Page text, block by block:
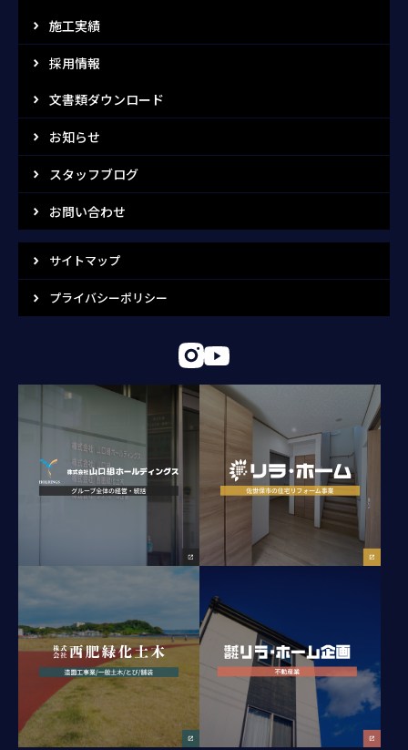
施工実績
採用情報
文書類ダウンロード
お知らせ
スタッフブログ
お問い合わせ
サイトマップ
プライバシーポリシー